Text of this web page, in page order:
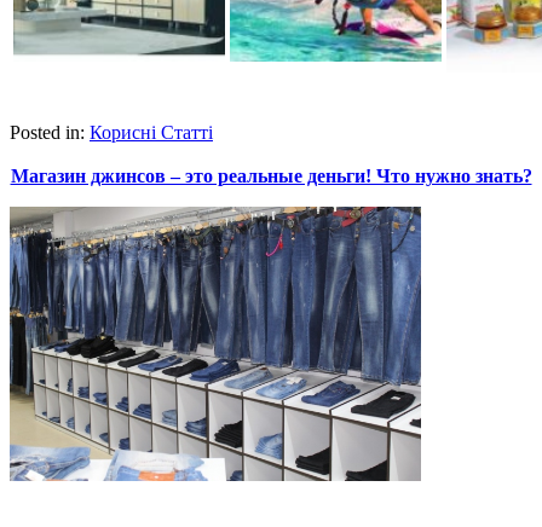
Posted in: Корисні Статті
Магазин джинсов – это реальные деньги! Что нужно знать?